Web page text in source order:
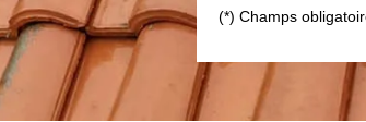
(*) Champs